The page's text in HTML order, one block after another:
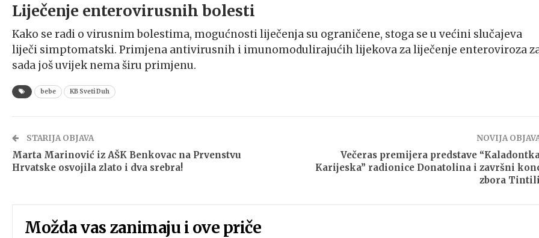
Liječenje enterovirusnih bolesti
Kako se radi o virusnim bolestima, mogućnosti liječenja su ograničene, stoga se u većini slučajeva
liječi simptomatski. Primjena antivirusnih i imunomodulirajućih lijekova za liječenje enteroviroza
sada još uvijek nema širu primjenu.
bebe KB Sveti Duh
STARIJA OBJAVA
Marta Marinović iz AŠK Benkovac na Prvenstvu
Hrvatske osvojila zlato i dva srebra!
NOVIJA
Večeras premijera predstave
Karijeska” radionice Donatolina i završni
zbora
Možda vas zanimaju i ove priče